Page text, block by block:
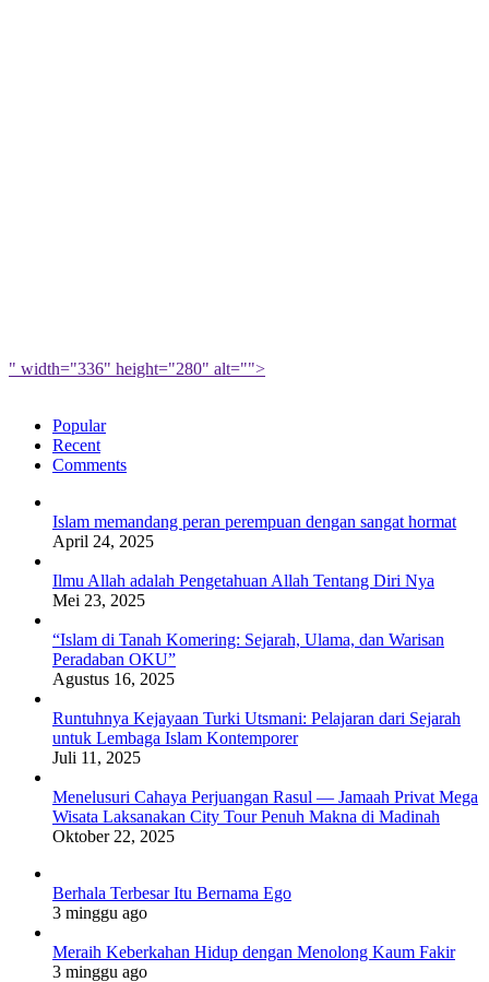
" width="336" height="280" alt="">
Popular
Recent
Comments
Islam memandang peran perempuan dengan sangat hormat
April 24, 2025
Ilmu Allah adalah Pengetahuan Allah Tentang Diri Nya
Mei 23, 2025
“Islam di Tanah Komering: Sejarah, Ulama, dan Warisan
Peradaban OKU”
Agustus 16, 2025
Runtuhnya Kejayaan Turki Utsmani: Pelajaran dari Sejarah
untuk Lembaga Islam Kontemporer
Juli 11, 2025
Menelusuri Cahaya Perjuangan Rasul — Jamaah Privat Mega
Wisata Laksanakan City Tour Penuh Makna di Madinah
Oktober 22, 2025
Berhala Terbesar Itu Bernama Ego
3 minggu ago
Meraih Keberkahan Hidup dengan Menolong Kaum Fakir
3 minggu ago